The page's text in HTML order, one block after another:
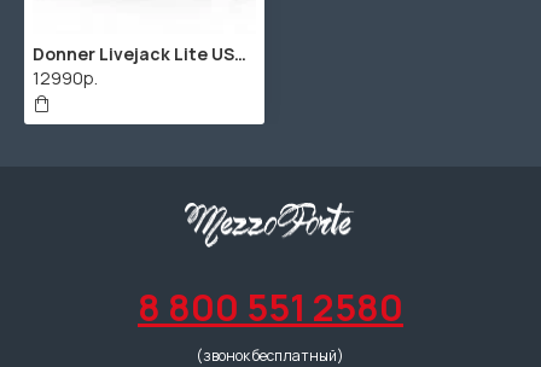
Donner Livejack Lite USB аудио интерфейс 2 входа/2 выхода
12990р.
8 800 551 2580
(звонок бесплатный)